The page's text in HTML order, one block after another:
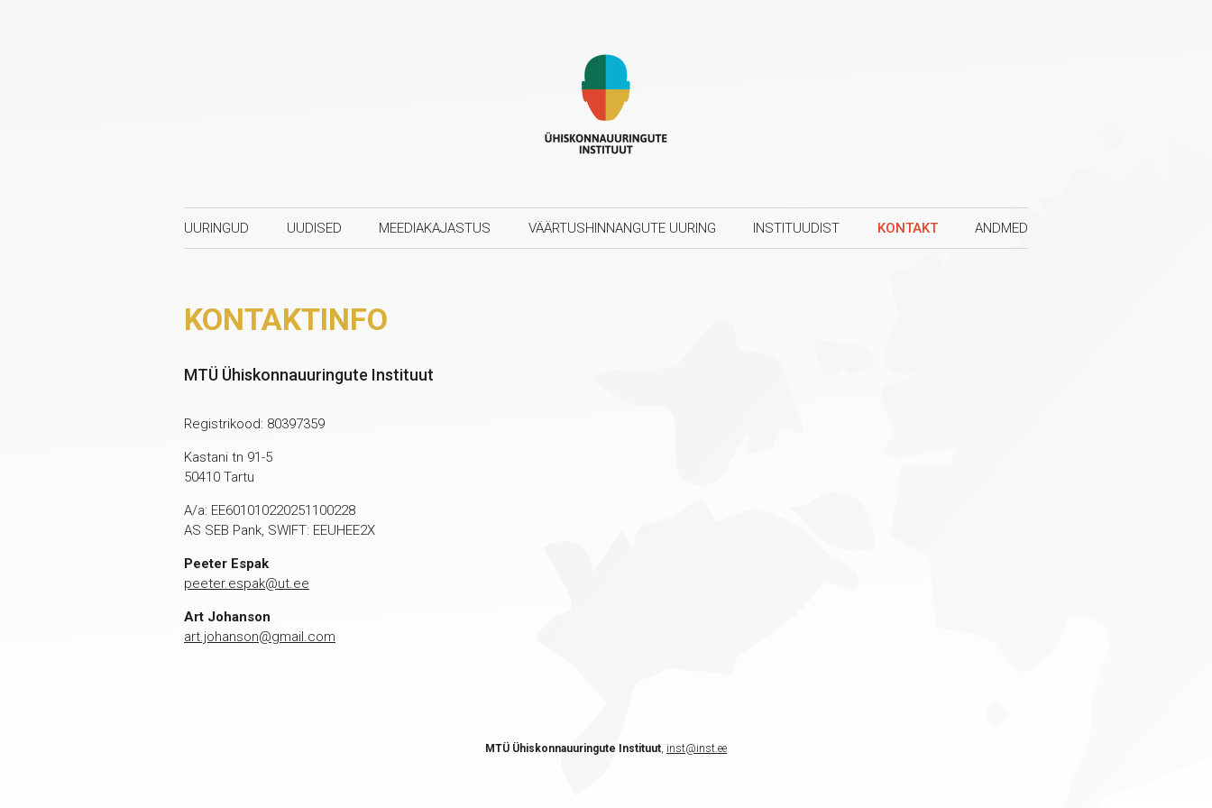
UURINGUD UUDISED MEEDIAKAJASTUS VÄÄRTUSHINNANGUTE UURING INSTITUUDIST KONTAKT ANDMED
KONTAKTINFO
MTÜ Ühiskonnauuringute Instituut
Registrikood: 80397359
Kastani tn 91-5
50410 Tartu
A/a: EE601010220251100228
AS SEB Pank, SWIFT: EEUHEE2X
Peeter Espak
peeter.espak@ut.ee
Art Johanson
art.johanson@gmail.com
MTÜ Ühiskonnauuringute Instituut, inst@inst.ee